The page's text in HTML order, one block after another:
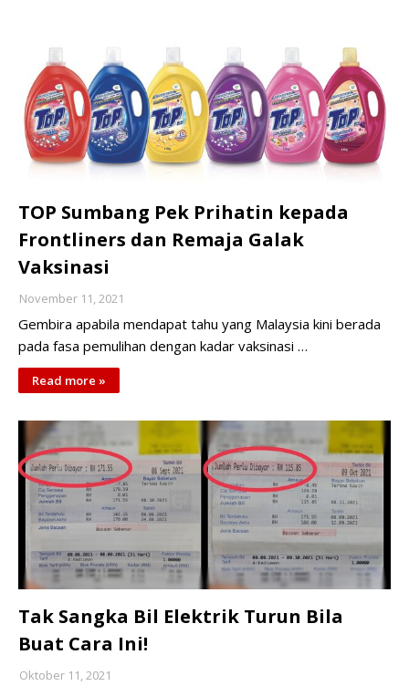
TOP Sumbang Pek Prihatin kepada
Frontliners dan Remaja Galak
Vaksinasi
November 11, 2021
Gembira apabila mendapat tahu yang Malaysia kini berada
pada fasa pemulihan dengan kadar vaksinasi …
Read more »
Tak Sangka Bil Elektrik Turun Bila
Buat Cara Ini!
Oktober 11, 2021